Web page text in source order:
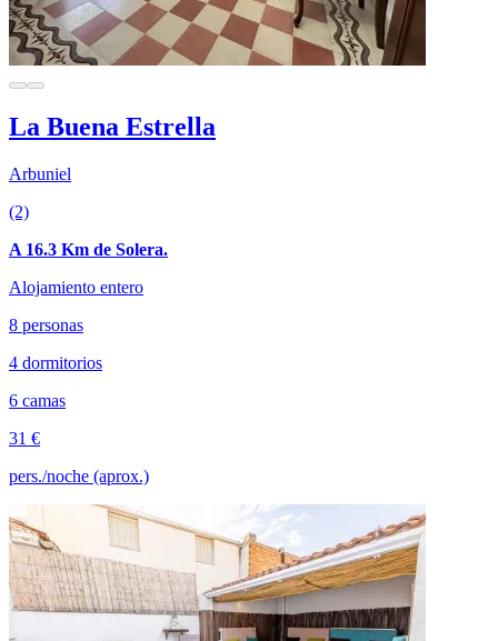
La Buena Estrella
Arbuniel
(2)
A 16.3 Km de Solera.
Alojamiento entero
8 personas
4 dormitorios
6 camas
31 €
pers./noche (aprox.)